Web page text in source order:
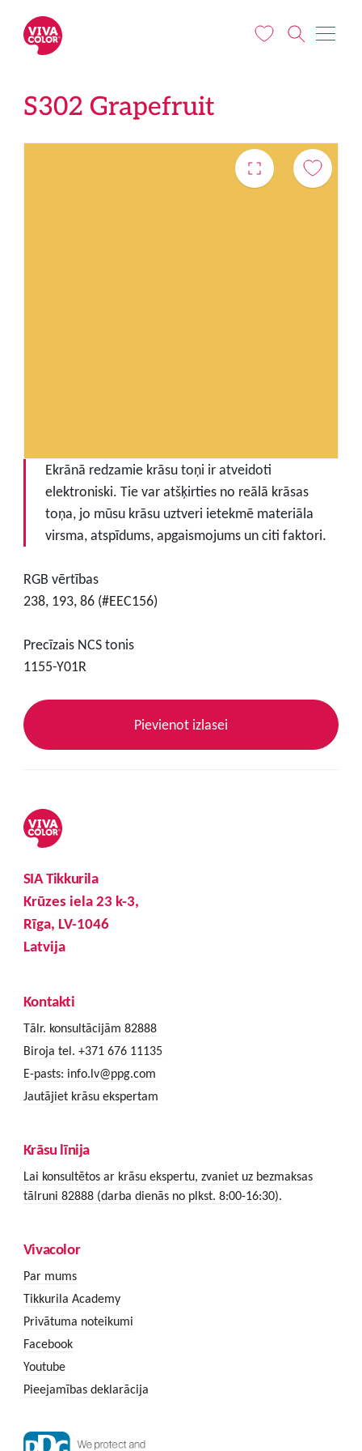
S302 Grapefruit
Ekrānā redzamie krāsu toņi ir atveidoti
elektroniski. Tie var atšķirties no reālā krāsas
toņa, jo mūsu krāsu uztveri ietekmē materiāla
virsma, atspīdums, apgaismojums un citi faktori.
RGB vērtības
238, 193, 86 (#EEC156)
Precīzais NCS tonis
1155-Y01R
Pievienot izlasei
SIA Tikkurila
Krūzes iela 23 k-3,
Rīga, LV-1046
Latvija
Kontakti
Tālr. konsultācijām 82888
Biroja tel. +371 676 11135
E-pasts: info.lv@ppg.com
Jautājiet krāsu ekspertam
Krāsu līnija
Lai konsultētos ar krāsu ekspertu, zvaniet uz bezmaksas
tālruni 82888 (darba dienās no plkst. 8:00-16:30).
Vivacolor
Par mums
Tikkurila Academy
Privātuma noteikumi
Facebook
Youtube
Pieejamības deklarācija